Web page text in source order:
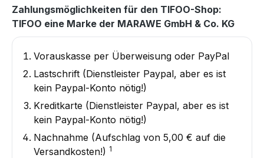
Zahlungsmöglichkeiten für den TIFOO-Shop:
TIFOO eine Marke der MARAWE GmbH & Co. KG
Vorauskasse per Überweisung oder PayPal
Lastschrift (Dienstleister Paypal, aber es ist
kein Paypal-Konto nötig!)
Kreditkarte (Dienstleister Paypal, aber es ist
kein Paypal-Konto nötig!)
Nachnahme (Aufschlag von 5,00 € auf die
Versandkosten!) 1